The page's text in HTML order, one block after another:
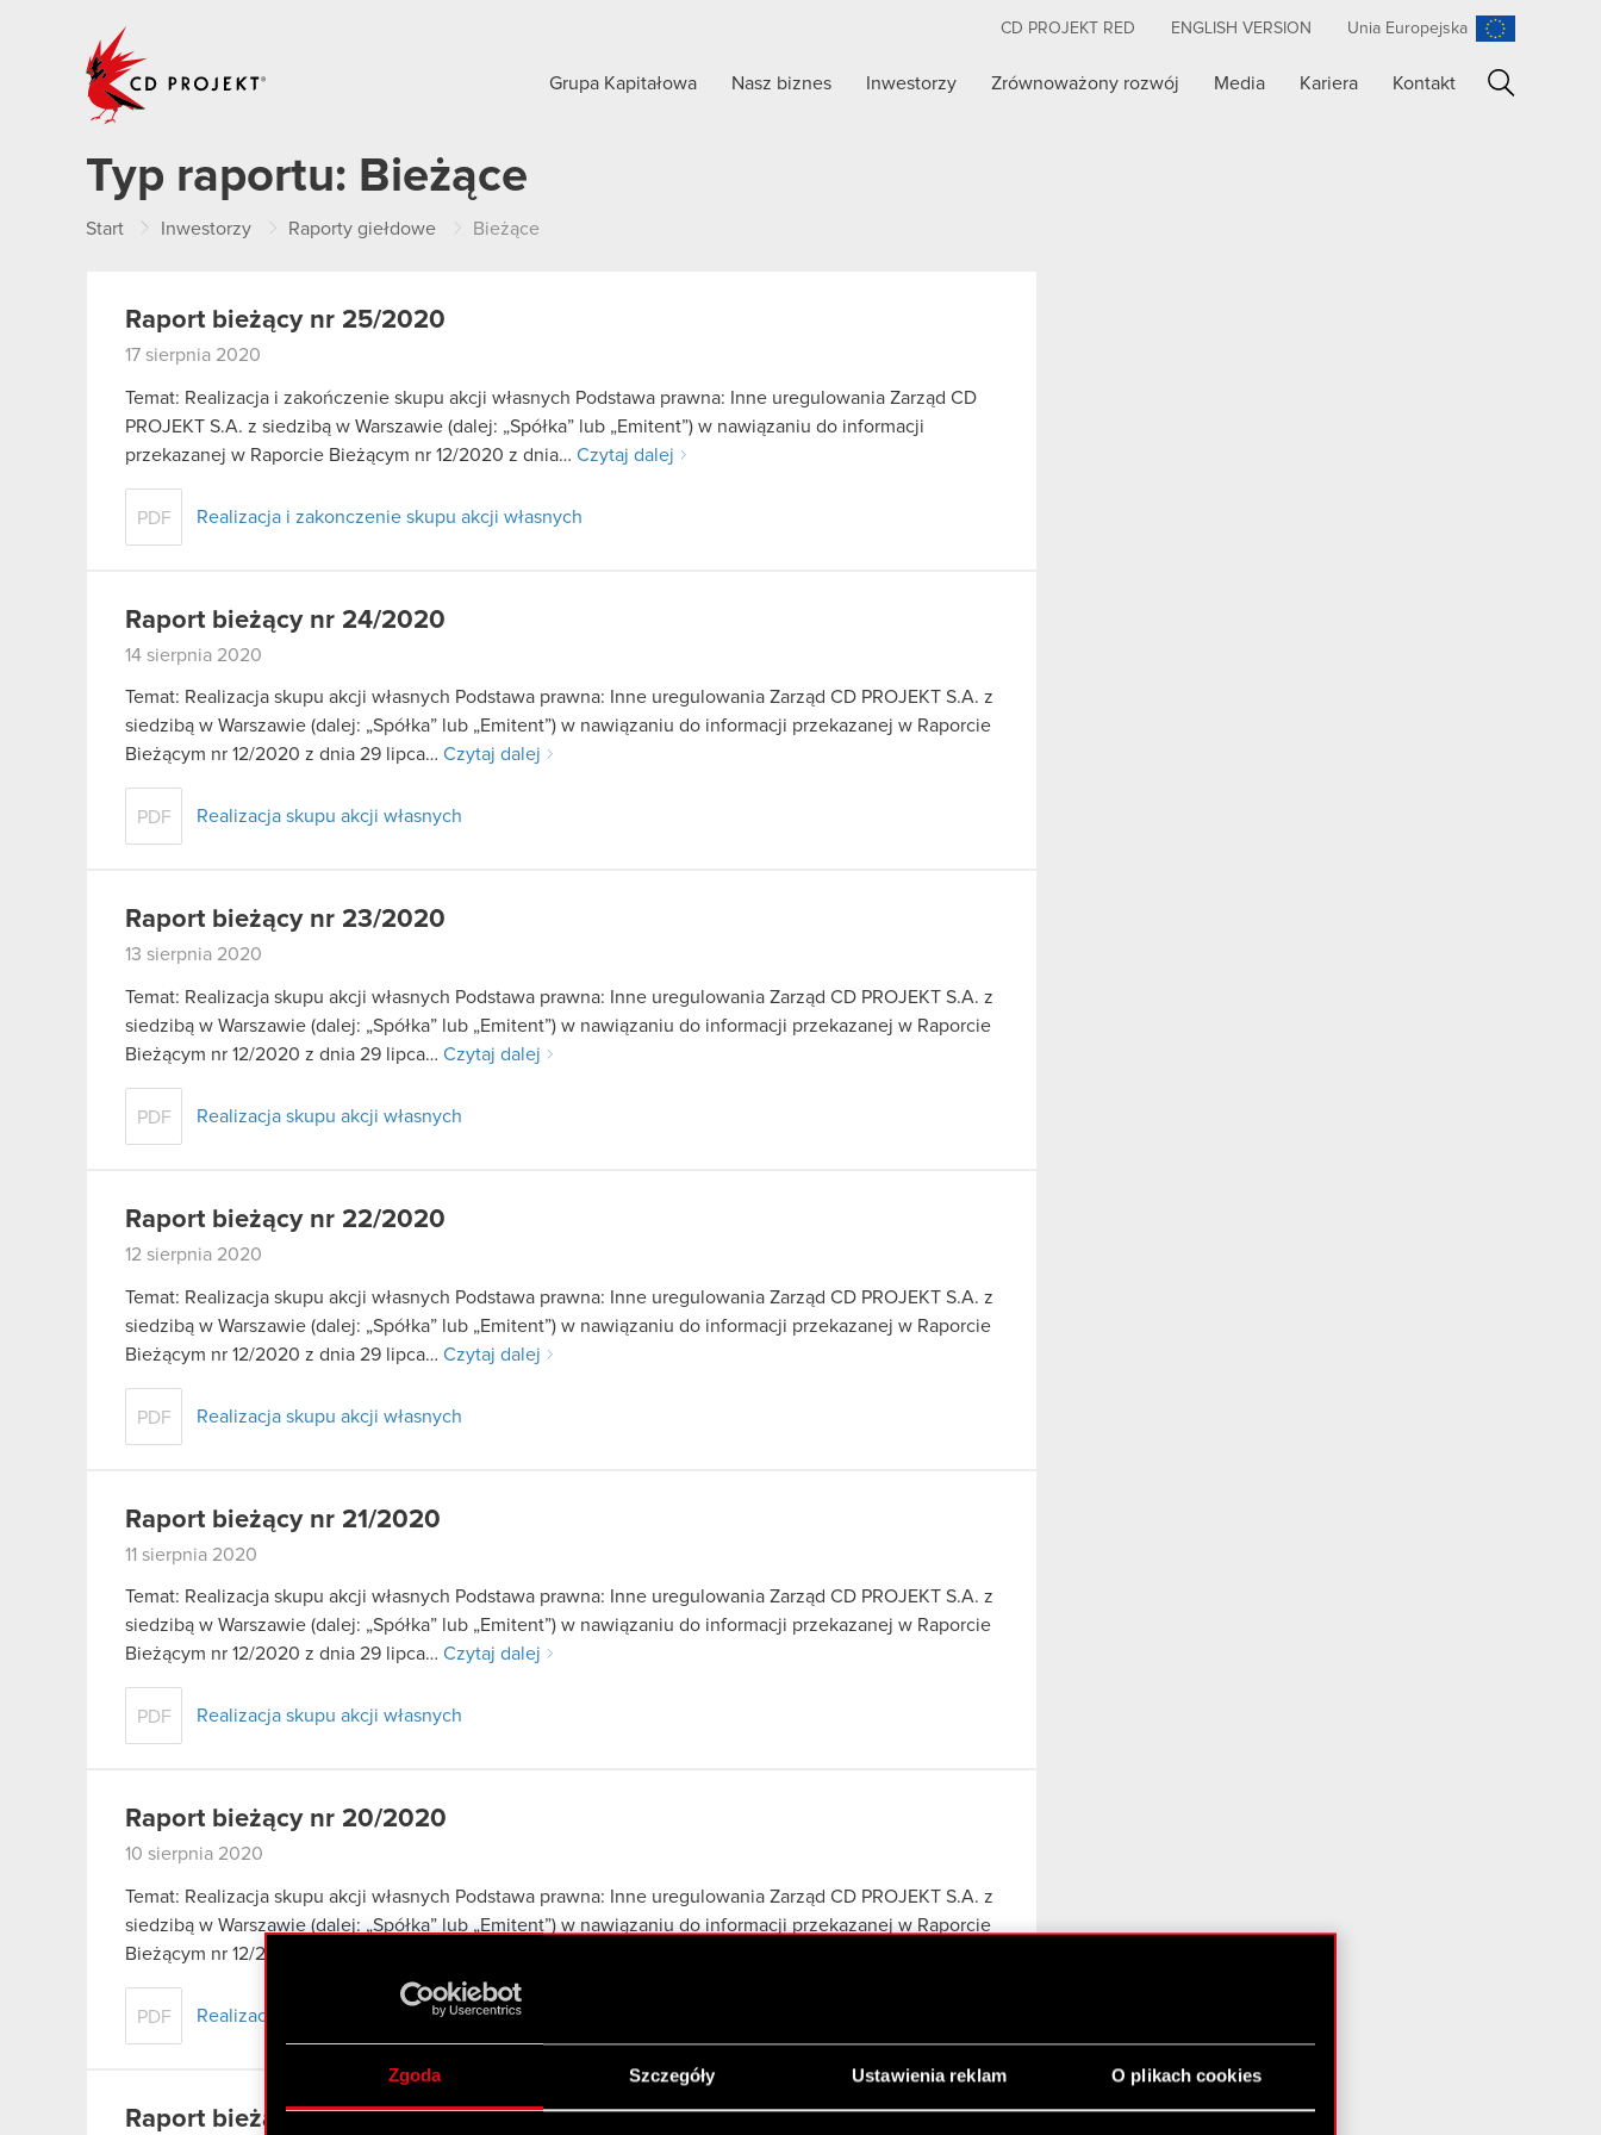
Zgoda Szczegóły Ustawienia reklam O plikach cookies
CD PROJEKT RED ENGLISH VERSION Unia Europejska
Grupa Kapitałowa Nasz biznes Inwestorzy Zrównoważony rozwój Media Kariera Kontakt
Typ raportu: Bieżące
Start Inwestorzy Raporty giełdowe Bieżące
Raport bieżący nr 25/2020
17 sierpnia 2020
Temat: Realizacja i zakończenie skupu akcji własnych Podstawa prawna: Inne uregulowania Zarząd CD
PROJEKT S.A. z siedzibą w Warszawie (dalej: „Spółka” lub „Emitent”) w nawiązaniu do informacji
przekazanej w Raporcie Bieżącym nr 12/2020 z dnia… Czytaj dalej
PDF Realizacja i zakonczenie skupu akcji własnych
Raport bieżący nr 24/2020
14 sierpnia 2020
Temat: Realizacja skupu akcji własnych Podstawa prawna: Inne uregulowania Zarząd CD PROJEKT S.A. z
siedzibą w Warszawie (dalej: „Spółka” lub „Emitent”) w nawiązaniu do informacji przekazanej w Raporcie
Bieżącym nr 12/2020 z dnia 29 lipca… Czytaj dalej
PDF Realizacja skupu akcji własnych
Raport bieżący nr 23/2020
13 sierpnia 2020
Temat: Realizacja skupu akcji własnych Podstawa prawna: Inne uregulowania Zarząd CD PROJEKT S.A. z
siedzibą w Warszawie (dalej: „Spółka” lub „Emitent”) w nawiązaniu do informacji przekazanej w Raporcie
Bieżącym nr 12/2020 z dnia 29 lipca… Czytaj dalej
PDF Realizacja skupu akcji własnych
Raport bieżący nr 22/2020
12 sierpnia 2020
Temat: Realizacja skupu akcji własnych Podstawa prawna: Inne uregulowania Zarząd CD PROJEKT S.A. z
siedzibą w Warszawie (dalej: „Spółka” lub „Emitent”) w nawiązaniu do informacji przekazanej w Raporcie
Bieżącym nr 12/2020 z dnia 29 lipca… Czytaj dalej
PDF Realizacja skupu akcji własnych
Raport bieżący nr 21/2020
11 sierpnia 2020
Temat: Realizacja skupu akcji własnych Podstawa prawna: Inne uregulowania Zarząd CD PROJEKT S.A. z
siedzibą w Warszawie (dalej: „Spółka” lub „Emitent”) w nawiązaniu do informacji przekazanej w Raporcie
Bieżącym nr 12/2020 z dnia 29 lipca… Czytaj dalej
PDF Realizacja skupu akcji własnych
Raport bieżący nr 20/2020
10 sierpnia 2020
Temat: Realizacja skupu akcji własnych Podstawa prawna: Inne uregulowania Zarząd CD PROJEKT S.A. z
siedzibą w Warszawie (dalej: „Spółka” lub „Emitent”) w nawiązaniu do informacji przekazanej w Raporcie
Bieżącym nr 12/2020 z dnia 29 lipca…
PDF Realizacja skupu akcji własnych
Raport bieżący nr 19/2020